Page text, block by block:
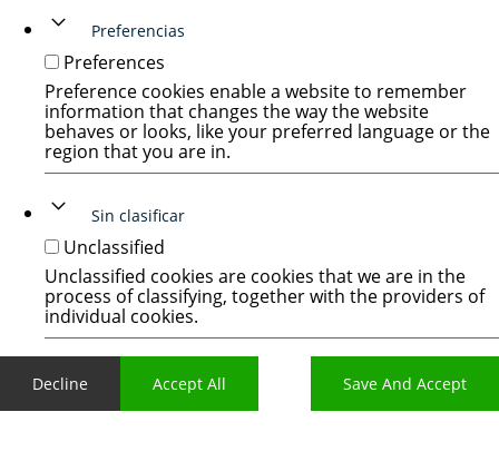
Preferencias
Preferences
Preference cookies enable a website to remember
information that changes the way the website
behaves or looks, like your preferred language or the
region that you are in.
Sin clasificar
Unclassified
Unclassified cookies are cookies that we are in the
process of classifying, together with the providers of
individual cookies.
Decline Accept All Save And Accept